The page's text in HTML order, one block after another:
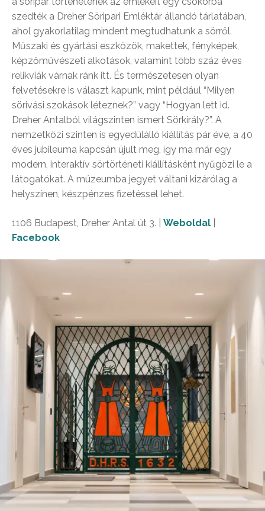
szedték a Dreher Söripari Emléktár állandó tárlatában,
ahol gyakorlatilag mindent megtudhatunk a sörről.
Műszaki és gyártási eszközök, makettek, fényképek,
képzőművészeti alkotások, valamint több száz éves
relikviák várnak ránk itt. És természetesen olyan
felvetésekre is választ kapunk, mint például “Milyen
sörivási szokások léteznek?” vagy “Hogyan lett id.
Dreher Antalból világszinten ismert Sörkirály?”. A
nemzetközi szinten is egyedülálló kiállítás pár éve, a 40
éves jubileuma kapcsán újult meg, így ma már egy
modern, interaktív sörtörténeti kiállításként nyűgözi le a
látogatókat. A múzeumba jegyet váltani kizárólag a
helyszínen, készpénzes fizetéssel lehet.
1106 Budapest, Dreher Antal út 3. | Weboldal
Facebook